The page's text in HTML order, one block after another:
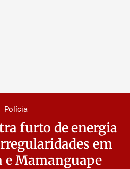
Polícia
furto de energia
em
e Mamanguape